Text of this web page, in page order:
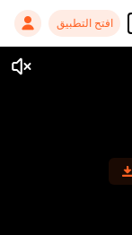
افتح التطبيق